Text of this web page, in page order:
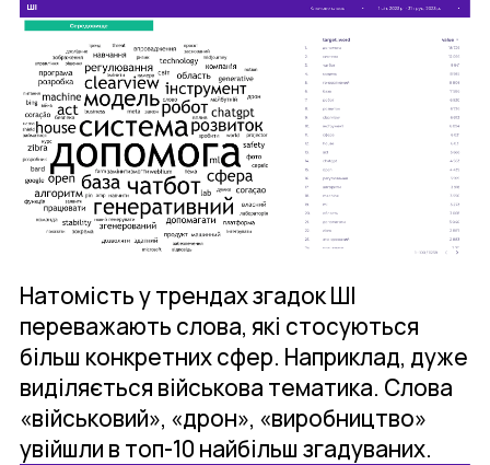
Натомість у трендах згадок ШІ
переважають слова, які стосуються
більш конкретних сфер. Наприклад, дуже
виділяється військова тематика. Слова
«військовий», «дрон», «виробництво»
увійшли в топ-10 найбільш згадуваних.